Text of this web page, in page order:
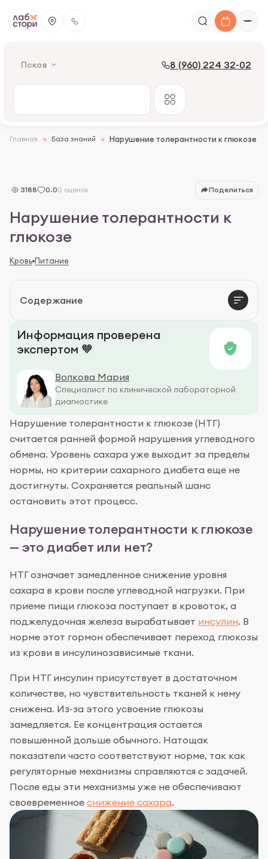
Псков 8 (960) 224 32-02
Главная База знаний Нарушение толерантности к глюкозе
3188 0.00 оценок Поделиться
Нарушение толерантности к
глюкозе
Кровь Питание
Содержание
НТГ - диабет или нет?
Причины НТГ
Как проверить НТГ
Как лечить НТГ
Опастность нарушения контроля
Источники:
Информация проверена
экспертом 🧡
Волкова Мария
Специалист по клинической лабораторной
диагностике
Нарушение толерантности к глюкозе (НТГ)
считается ранней формой нарушения углеводного
обмена. Уровень сахара уже выходит за пределы
нормы, но критерии сахарного диабета еще не
достигнуты. Сохраняется реальный шанс
остановить этот процесс.
Нарушение толерантности к глюкозе
— это диабет или нет?
НТГ означает замедленное снижение уровня
сахара в крови после углеводной нагрузки. При
приеме пищи глюкоза поступает в кровоток, а
поджелудочная железа вырабатывает инсулин. В
норме этот гормон обеспечивает переход глюкозы
из крови в инсулинозависимые ткани.
При НТГ инсулин присутствует в достаточном
количестве, но чувствительность тканей к нему
снижена. Из-за этого усвоение глюкозы
замедляется. Ее концентрация остается
повышенной дольше обычного. Натощак
показатели часто соответствуют норме, так как
регуляторные механизмы справляются с задачей.
После еды эти механизмы уже не обеспечивают
своевременное снижение сахара.